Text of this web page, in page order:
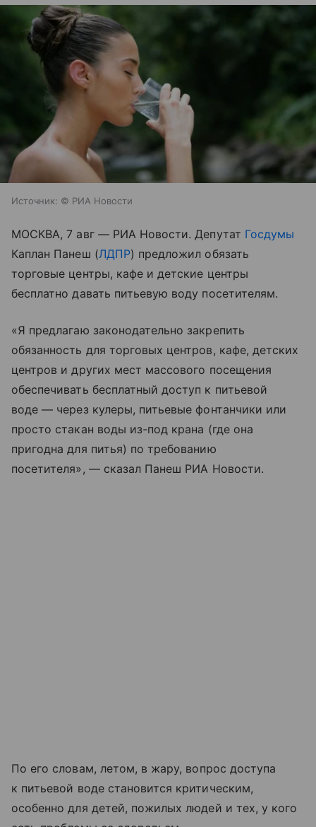
Источник: © РИА Новости
МОСКВА, 7 авг — РИА Новости. Депутат Госдумы
Каплан Панеш (ЛДПР) предложил обязать
торговые центры, кафе и детские центры
бесплатно давать питьевую воду посетителям.
«Я предлагаю законодательно закрепить
обязанность для торговых центров, кафе, детских
центров и других мест массового посещения
обеспечивать бесплатный доступ к питьевой
воде — через кулеры, питьевые фонтанчики или
просто стакан воды из-под крана (где она
пригодна для питья) по требованию
посетителя», — сказал Панеш РИА Новости.
По его словам, летом, в жару, вопрос доступа
к питьевой воде становится критическим,
особенно для детей, пожилых людей и тех, у кого